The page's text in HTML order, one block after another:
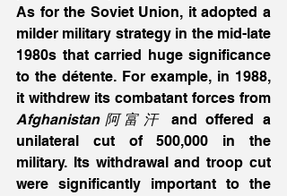
As for the Soviet Union, it adopted a
milder military strategy in the mid-late
1980s that carried huge significance
to the détente. For example, in 1988,
Afghanistan阿富汗
and offered a
unilateral cut of 500,000 in the
military. Its withdrawal and troop cut
were significantly important to the